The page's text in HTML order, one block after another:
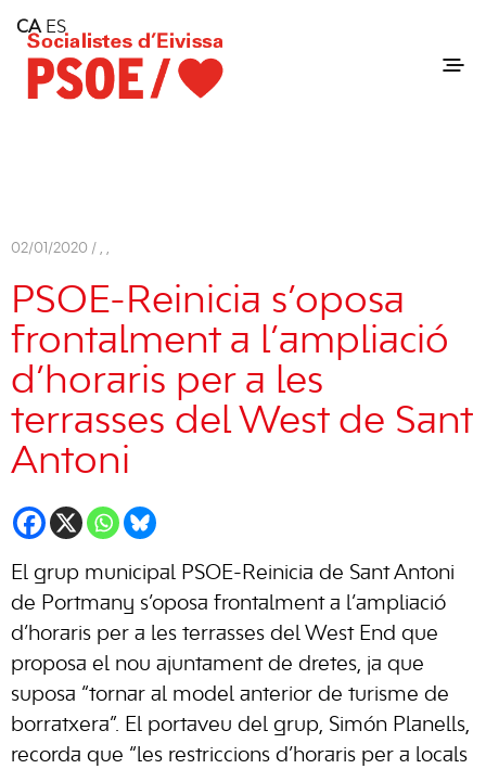
Consell Insular d'Eivissa
Services
Contact
02/01/2020 / , ,
PSOE-Reinicia s’oposa
frontalment a l’ampliació
d’horaris per a les
terrasses del West de Sant
Antoni
El grup municipal PSOE-Reinicia de Sant Antoni
de Portmany s’oposa frontalment a l’ampliació
d’horaris per a les terrasses del West End que
proposa el nou ajuntament de dretes, ja que
suposa “tornar al model anterior de turisme de
borratxera”. El portaveu del grup, Simón Planells,
recorda que “les restriccions d’horaris per a locals
CA ES